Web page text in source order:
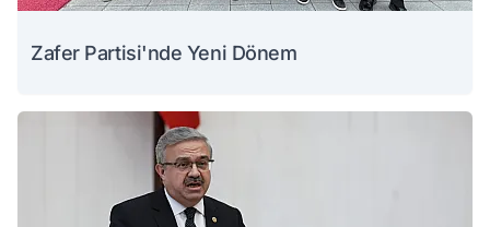
Zafer Partisi'nde Yeni Dönem